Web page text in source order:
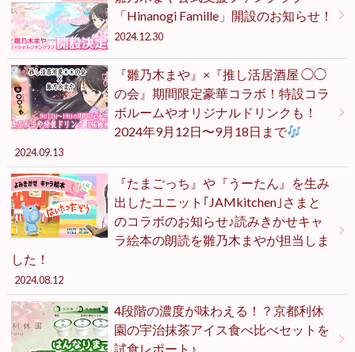
「Hinanogi Famille」開設のお知らせ！
2024.12.30
『雛乃木まや』×『推し活居酒屋 ◯◯
の会』期間限定豪華コラボ！特設コラ
ボルームやオリジナルドリンクも！
2024年9月12日〜9月18日まで
2024.09.13
『たまごっち』や『うーたん』を生み
出したユニット｢JAMkitchen｣さまと
のコラボのお知らせ♪読みきかせキャ
ラ絵本の朗読を雛乃木まやが担当しま
した！
2024.08.12
4段階の濃度が味わえる！？京都利休
園の宇治抹茶アイス食べ比べセットを
試食レポート♪